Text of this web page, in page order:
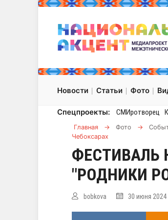
Новости Статьи Фото
Спецпроекты: СМИротворец
Главная → Фото →
Чебоксарах
ФЕСТИВАЛЬ
"РОДНИКИ
bobkova 30 июня 2024